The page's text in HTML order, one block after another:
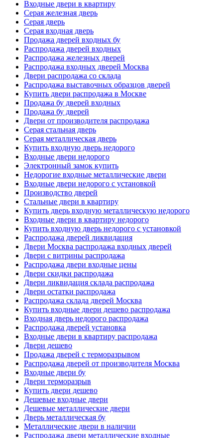
Входные двери в квартиру
Серая железная дверь
Серая дверь
Серая входная дверь
Продажа дверей входных бу
Распродажа дверей входных
Распродажа железных дверей
Распродажа входных дверей Москва
Двери распродажа со склада
Распродажа выставочных образцов дверей
Купить двери распродажа в Москве
Продажа бу дверей входных
Продажа бу дверей
Двери от производителя распродажа
Серая стальная дверь
Серая металлическая дверь
Купить входную дверь недорого
Входные двери недорого
Электронный замок купить
Недорогие входные металлические двери
Входные двери недорого с установкой
Производство дверей
Стальные двери в квартиру
Купить дверь входную металлическую недорого
Входные двери в квартиру недорого
Купить входную дверь недорого с установкой
Распродажа дверей ликвидация
Двери Москва распродажа входных дверей
Двери с витрины распродажа
Распродажа двери входные цены
Двери скидки распродажа
Двери ликвидация склада распродажа
Двери остатки распродажа
Распродажа склада дверей Москва
Купить входные двери дешево распродажа
Входная дверь недорого распродажа
Распродажа дверей установка
Входные двери в квартиру распродажа
Двери дешево
Продажа дверей с терморазрывом
Распродажа дверей от производителя Москва
Входные двери бу
Двери терморазрыв
Купить двери дешево
Дешевые входные двери
Дешевые металлические двери
Дверь металлическая бу
Металлические двери в наличии
Распродажа двери металлические входные